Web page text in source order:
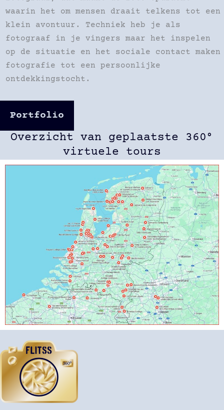
waarin het om mensen draait telkens tot een
klein avontuur. Techniek heb je als
fotograaf in je vingers maar het inspelen
op de situatie en het sociale contact maken
fotografie tot een persoonlijke
ontdekkingstocht.
Portfolio
Overzicht van geplaatste 360°
virtuele tours